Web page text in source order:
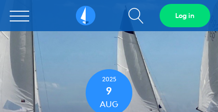
Sailarena Show
search
Log in
2025
9
AUG